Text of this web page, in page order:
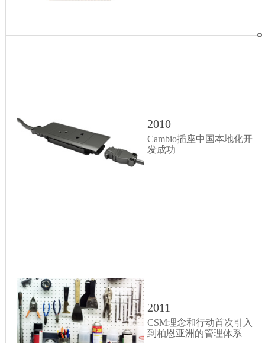
2010
Cambio插座中国本地化开
发成功
2011
CSM理念和行动首次引入
到柏恩亚洲的管理体系